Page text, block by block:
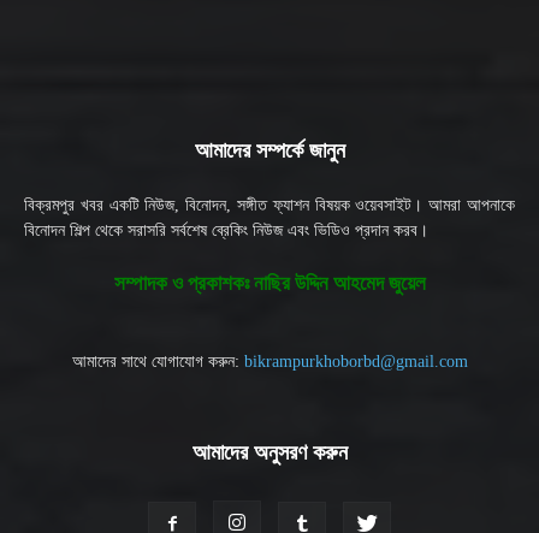
আমাদের সম্পর্কে জানুন
বিক্রমপুর খবর একটি নিউজ, বিনোদন, সঙ্গীত ফ্যাশন বিষয়ক ওয়েবসাইট। আমরা আপনাকে
বিনোদন শিল্প থেকে সরাসরি সর্বশেষ ব্রেকিং নিউজ এবং ভিডিও প্রদান করব।
সম্পাদক ও প্রকাশকঃ নাছির উদ্দিন আহমেদ জুয়েল
আমাদের সাথে যোগাযোগ করুন: bikrampurkhoborbd@gmail.com
আমাদের অনুসরণ করুন